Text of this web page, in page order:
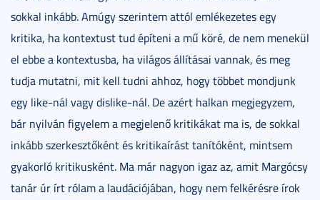
sokkal inkább. Amúgy szerintem attól emlékezetes egy
kritika, ha kontextust tud építeni a mű köré, de nem menekül
el ebbe a kontextusba, ha világos állításai vannak, és meg
tudja mutatni, mit kell tudni ahhoz, hogy többet mondjunk
egy like-nál vagy dislike-nál. De azért halkan megjegyzem,
bár nyilván figyelem a megjelenő kritikákat ma is, de sokkal
inkább szerkesztőként és kritikaírást tanítóként, mintsem
gyakorló kritikusként. Ma már nagyon igaz az, amit Margócsy
tanár úr írt rólam a laudációjában, hogy nem felkérésre írok